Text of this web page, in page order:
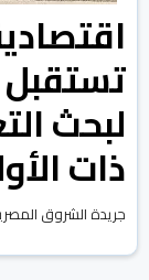
تستقبل
لبحث
ذات
جريدة الشروق